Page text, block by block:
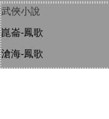
武俠小說
崑崙-鳳歌
滄海-鳳歌